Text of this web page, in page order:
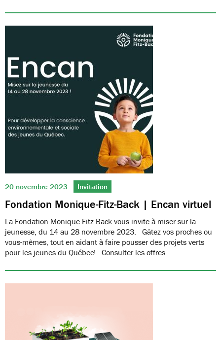
20 novembre 2023 Invitation
Fondation Monique-Fitz-Back | Encan virtuel
La Fondation Monique-Fitz-Back vous invite à miser sur la
jeunesse, du 14 au 28 novembre 2023. Gâtez vos proches ou
vous-mêmes, tout en aidant à faire pousser des projets verts
pour les jeunes du Québec! Consulter les offres